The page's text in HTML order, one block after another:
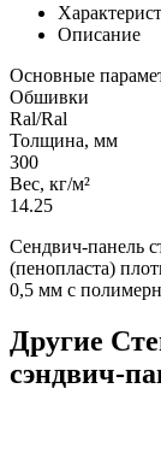
Описание
Основные
Обшивки
Ral/Ral
Толщина, мм
300
Вес, кг/м²
14.25
Сендвич-панель
(пенопласта)
0,5 мм с
Другие
сэндвич-